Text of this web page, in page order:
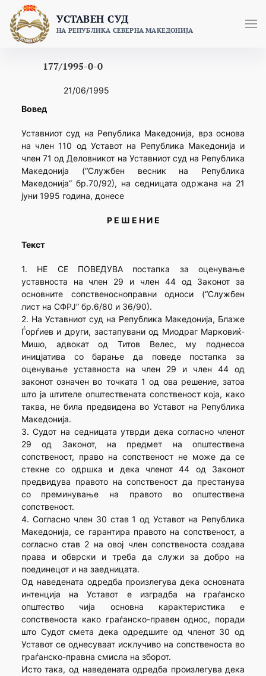
content
УСТАВЕН СУД
НА РЕПУБЛИКА СЕВЕРНА МАКЕДОНИЈА
177/1995-0-0
21/06/1995
Вовед
Уставниот суд на Република Македонија, врз основа
на член 110 од Уставот на Република Македонија и
член 71 од Деловникот на Уставниот суд на Република
Македонија (“Службен весник на Република
Македонија” бр.70/92), на седницата одржана на 21
јуни 1995 година, донесе
Р Е Ш Е Н И Е
Текст
1. НЕ СЕ ПОВЕДУВА постапка за оценување
уставноста на член 29 и член 44 од Законот за
основните сопственосноправни односи (“Службен
лист на СФРЈ” бр.6/80 и 36/90).
2. На Уставниот суд на Република Македонија, Блаже
Ѓорѓиев и други, застапувани од Миодраг Марковиќ-
Мишо, адвокат од Титов Велес, му поднесоа
иницјатива со барање да поведе постапка за
оценување уставноста на член 29 и член 44 од
законот означен во точката 1 од ова решение, затоа
што ја штителе општествената сопственост која, како
таква, не била предвидена во Уставот на Република
Македонија.
3. Судот на седницата утврди дека согласно членот
29 од Законот, на предмет на општествена
сопственост, право на сопственост не може да се
стекне со одршка и дека членот 44 од Законот
предвидува правото на сопственост да престанува
со преминување на правото во општествена
сопственост.
4. Согласно член 30 став 1 од Уставот на Република
Македонија, се гарантира правото на сопственост, а
согласно став 2 на овој член сопственоста создава
права и обврски и треба да служи за добро на
поединецот и на заедницата.
Од наведената одредба произлегува дека основната
интенција на Уставот е изградба на граѓанско
општество чија основна карактеристика е
сопственоста како граѓанско-правен однос, поради
што Судот смета дека одредшите од членот 30 од
Уставот се однесуваат исклучиво на сопственоста во
граѓанско-правна смисла на зборот.
Исто така, од наведената одредба произлегува дека